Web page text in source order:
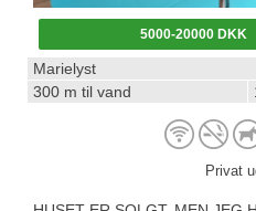
5000-20000 DKK
Marielyst
300 m til vand
Privat